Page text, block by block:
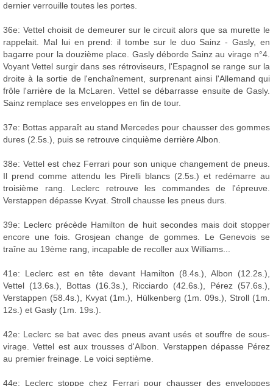
dernier verrouille toutes les portes.
36e: Vettel choisit de demeurer sur le circuit alors que sa murette le
rappelait. Mal lui en prend: il tombe sur le duo Sainz - Gasly, en
bagarre pour la douzième place. Gasly déborde Sainz au virage n°4.
Voyant Vettel surgir dans ses rétroviseurs, l'Espagnol se range sur la
droite à la sortie de l'enchaînement, surprenant ainsi l'Allemand qui
frôle l'arrière de la McLaren. Vettel se débarrasse ensuite de Gasly.
Sainz remplace ses enveloppes en fin de tour.
37e: Bottas apparaît au stand Mercedes pour chausser des gommes
dures (2.5s.), puis se retrouve cinquième derrière Albon.
38e: Vettel est chez Ferrari pour son unique changement de pneus.
Il prend comme attendu les Pirelli blancs (2.5s.) et redémarre au
troisième rang. Leclerc retrouve les commandes de l'épreuve.
Verstappen dépasse Kvyat. Stroll chausse les pneus durs.
39e: Leclerc précède Hamilton de huit secondes mais doit stopper
encore une fois. Grosjean change de gommes. Le Genevois se
traîne au 19ème rang, incapable de recoller aux Williams...
41e: Leclerc est en tête devant Hamilton (8.4s.), Albon (12.2s.),
Vettel (13.6s.), Bottas (16.3s.), Ricciardo (42.6s.), Pérez (57.6s.),
Verstappen (58.4s.), Kvyat (1m.), Hülkenberg (1m. 09s.), Stroll (1m.
12s.) et Gasly (1m. 19s.).
42e: Leclerc se bat avec des pneus avant usés et souffre de sous-
virage. Vettel est aux trousses d'Albon. Verstappen dépasse Pérez
au premier freinage. Le voici septième.
44e: Leclerc stoppe chez Ferrari pour chausser des enveloppes